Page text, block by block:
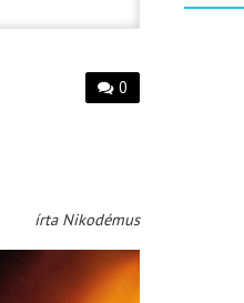
0
írta Nikodémus